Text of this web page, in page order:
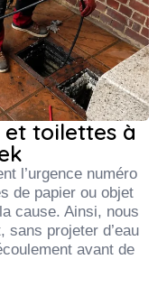
et toilettes à
l’urgence numéro
de papier ou objet
cause. Ainsi, nous
sans projeter d’eau
avant de